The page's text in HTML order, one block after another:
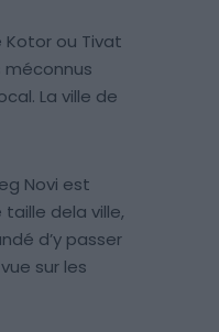
Kotor ou Tivat
La ville de
Novi est
dela ville,
d’y passer
sur les